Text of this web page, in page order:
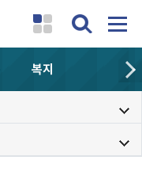
복지